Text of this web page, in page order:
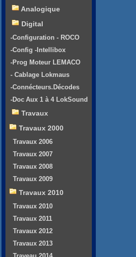
Analogique
Digital
-Configuration - ROCO
-Config -Intellibox
-Prog Moteur LEMACO
- Cablage Lokmaus
-Connécteurs.Décodes
-Doc Aux 1 à 4 LokSound
Travaux
Travaux 2000
Travaux 2006
Travaux 2007
Travaux 2008
Travaux 2009
Travaux 2010
Travaux 2010
Travaux 2011
Travaux 2012
Travaux 2013